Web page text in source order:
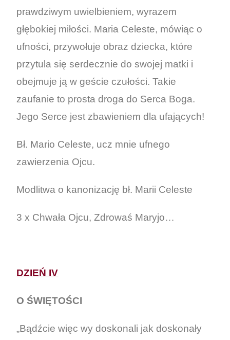
prawdziwym uwielbieniem, wyrazem
głębokiej miłości. Maria Celeste, mówiąc o
ufności, przywołuje obraz dziecka, które
przytula się serdecznie do swojej matki i
obejmuje ją w geście czułości. Takie
zaufanie to prosta droga do Serca Boga.
Jego Serce jest zbawieniem dla ufających!
Bł. Mario Celeste, ucz mnie ufnego
zawierzenia Ojcu.
Modlitwa o kanonizację bł. Marii Celeste
3 x Chwała Ojcu, Zdrowaś Maryjo…
DZIEŃ IV
O ŚWIĘTOŚCI
„Bądźcie więc wy doskonali jak doskonały